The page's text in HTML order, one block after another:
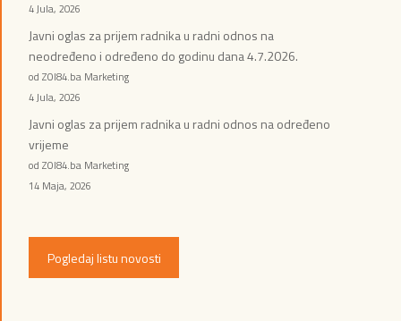
4 Jula, 2026
Javni oglas za prijem radnika u radni odnos na
neodređeno i određeno do godinu dana 4.7.2026.
od ZOI84.ba Marketing
4 Jula, 2026
Javni oglas za prijem radnika u radni odnos na određeno
vrijeme
od ZOI84.ba Marketing
14 Maja, 2026
Pogledaj listu novosti